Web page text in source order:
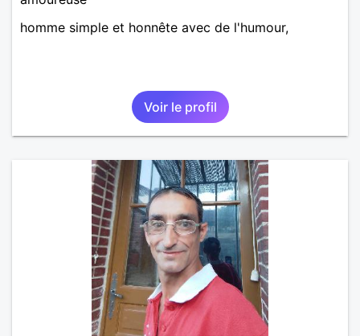
homme simple et honnête avec de l'humour,
Voir le profil